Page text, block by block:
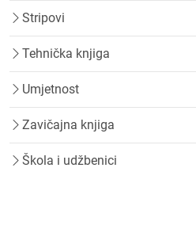
Stripovi
Tehnička knjiga
Umjetnost
Zavičajna knjiga
Škola i udžbenici